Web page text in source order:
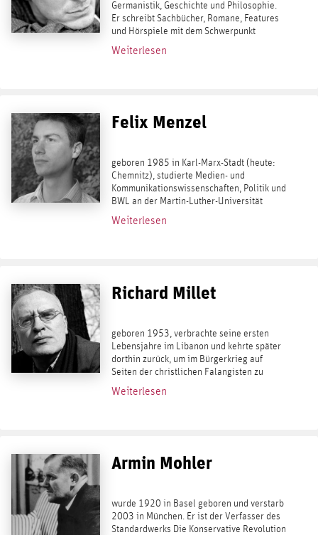
Germanistik, Geschichte und Philosophie.
Er schreibt Sachbücher, Romane, Features
und Hörspiele mit dem Schwerpunkt
Kulturphilosophie. Veröffentlicht hat Lisson
über Oswald Spengler und Friedrich
Weiterlesen
Felix Menzel
geboren 1985 in Karl-Marx-Stadt (heute:
Chemnitz), studierte Medien- und
Kommunikationswissenschaften, Politik und
BWL an der Martin-Luther-Universität
Halle Wittenberg. 2004 gründete er mit
Mitschülern die Jugendzeitschrift Blaue
Weiterlesen
Richard Millet
geboren 1953, verbrachte seine ersten
Lebensjahre im Libanon und kehrte später
dorthin zurück, um im Bürgerkrieg auf
Seiten der christlichen Falangisten zu
kämpfen. Mittlerweile lebt er wieder in
Paris und arbeitet als Lektor, Essayist und...
Weiterlesen
Armin Mohler
wurde 1920 in Basel geboren und verstarb
2003 in München. Er ist der Verfasser des
Standardwerks Die Konservative Revolution